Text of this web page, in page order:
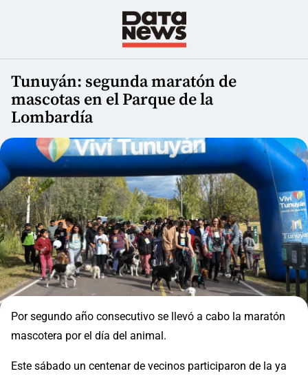
Tunuyán: segunda maratón de
mascotas en el Parque de la
Lombardía
Por segundo año consecutivo se llevó a cabo la maratón
mascotera por el día del animal.
Este sábado un centenar de vecinos participaron de la ya